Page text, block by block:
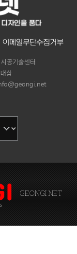
이메일무단수집거부
공기술센터
삼
GEONGI NET